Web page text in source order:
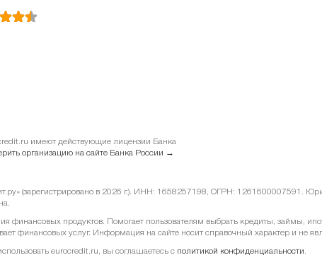
имеют действующие лицензии Банка
организацию на сайте Банка России →
(зарегистрировано в 2026 г.). ИНН: 1658257198, ОГРН: 1261600007591.
продуктов. Помогает пользователям выбрать кредиты, займы,
финансовых услуг. Информация на сайте носит справочный характер и не
eurocredit.ru, вы соглашаетесь с политикой конфиденциальности